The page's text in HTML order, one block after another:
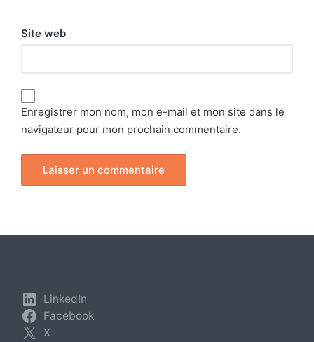
Site web
Enregistrer mon nom, mon e-mail et mon site dans le
navigateur pour mon prochain commentaire.
LinkedIn
Facebook
X